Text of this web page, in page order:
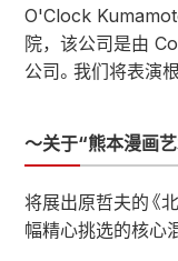
O'Clock
院，该公司是由
公司。我们将表演
～关于“熊本漫画
将展出原哲夫的《
幅精心挑选的核心